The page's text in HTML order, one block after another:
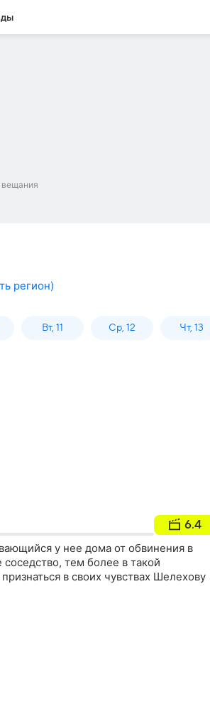
вещания
регион)
Вт, 11 Ср, 12 Чт, 13
6.4
у нее дома от обвинения в
тем более в такой
в своих чувствах Шелехову